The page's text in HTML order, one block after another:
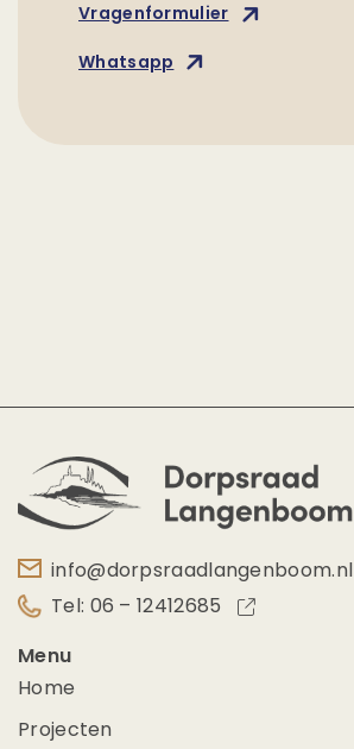
Vragenformulier
Whatsapp
info@dorpsraadlangenboom.nl
Tel: 06 – 12412685
Menu
Home
Projecten